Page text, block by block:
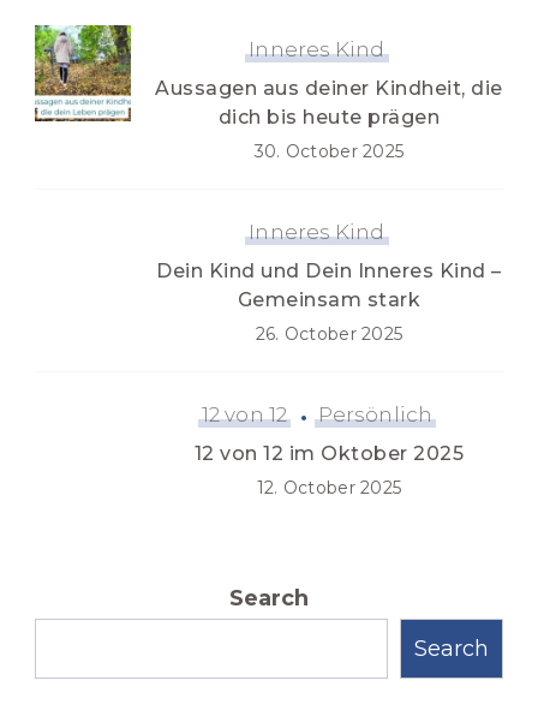
Inneres Kind
Aussagen aus deiner Kindheit, die
dich bis heute prägen
30. October 2025
Inneres Kind
Dein Kind und Dein Inneres Kind –
Gemeinsam stark
26. October 2025
12 von 12 Persönlich
12 von 12 im Oktober 2025
12. October 2025
Search
Search